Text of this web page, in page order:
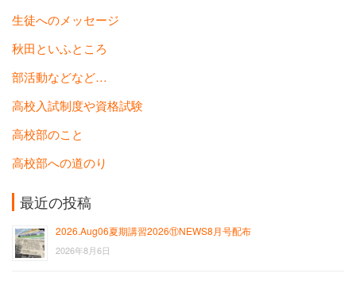
生徒へのメッセージ
秋田といふところ
部活動などなど…
高校入試制度や資格試験
高校部のこと
高校部への道のり
最近の投稿
2026.Aug06夏期講習2026⑪NEWS8月号配布
2026年8月6日